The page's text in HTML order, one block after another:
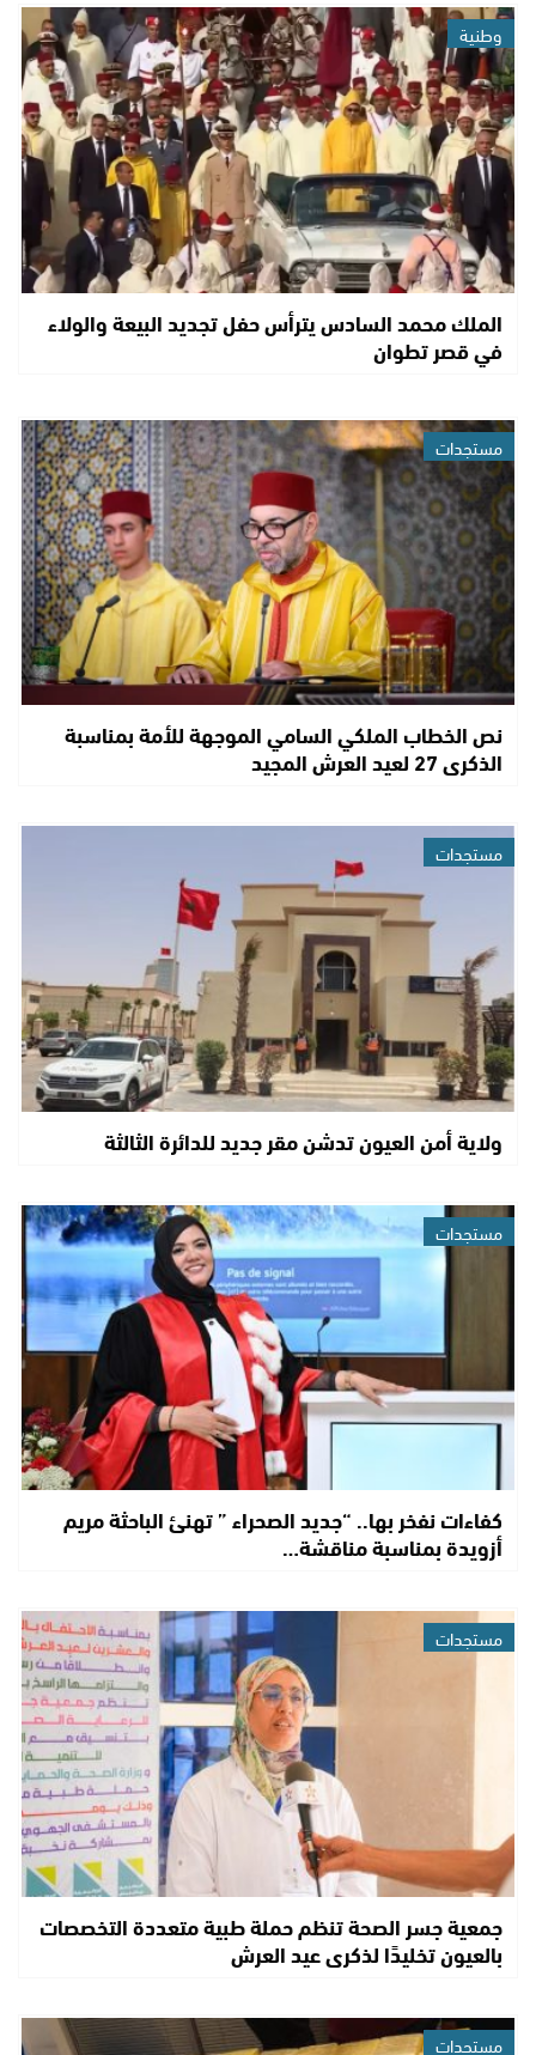
وطنية
الملك محمد السادس يترأس حفل تجديد البيعة والولاء
في قصر تطوان
مستجدات
نص الخطاب الملكي السامي الموجهة للأمة بمناسبة
الذكرى 27 لعيد العرش المجيد
مستجدات
ولاية أمن العيون تدشن مقر جديد للدائرة الثالثة
مستجدات
كفاءات نفخر بها.. “جديد الصحراء ” تهنئ الباحثة مريم
أزويدة بمناسبة مناقشة…
مستجدات
جمعية جسر الصحة تنظم حملة طبية متعددة التخصصات
بالعيون تخليدًا لذكرى عيد العرش
مستجدات